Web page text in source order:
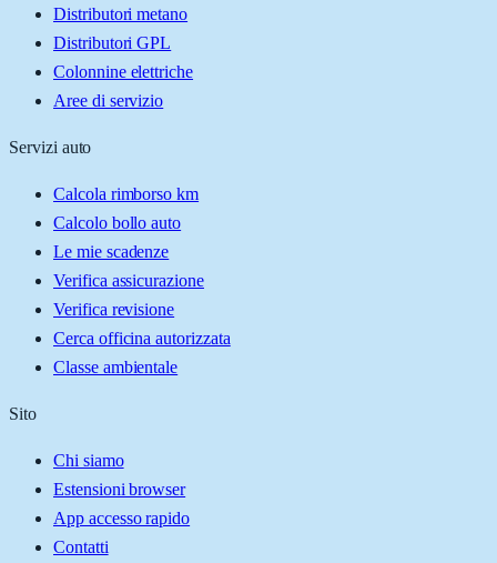
Distributori metano
Distributori GPL
Colonnine elettriche
Aree di servizio
Servizi auto
Calcola rimborso km
Calcolo bollo auto
Le mie scadenze
Verifica assicurazione
Verifica revisione
Cerca officina autorizzata
Classe ambientale
Sito
Chi siamo
Estensioni browser
App accesso rapido
Contatti